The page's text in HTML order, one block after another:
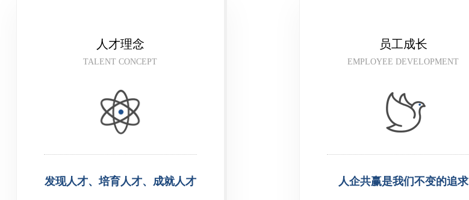
人才理念
TALENT CONCEPT
发现人才、培育人才、成就人才
员工成长
EMPLOYEE DEVELOPMENT
人企共赢是我们不变的追求